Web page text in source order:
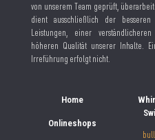
von unserem Team geprüft,
dient ausschließlich der
Leistungen, einer
höheren Qualität unserer Inhalte.
Irreführung erfolgt nicht.
Home
Onlineshops